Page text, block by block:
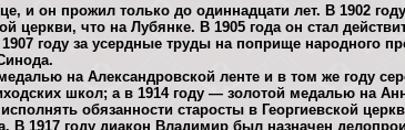
и он прожил только до одиннадцати лет. В 1902
церкви, что на Лубянке. В 1905 года он стал
году за усердные труды на поприще народного
на Александровской ленте и в том же году
школ; а в 1914 году — золотой медалью на
обязанности старосты в Георгиевской
В 1917 году диакон Владимир был назначен